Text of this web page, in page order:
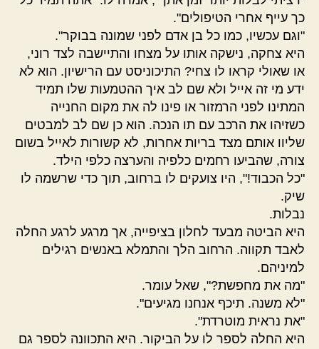
כך עייף אחרי הטיפולים".
"וגם עכשיו, כמו כל בן אדם לפני שמונה בבוקר".
היא צחקה, נישקה אותו על מצחו והתיישבה לצד רוני,
או שאולי קראו לו צחי? התיכוניסט עם הרישיון. הוא לא
ידע מי זה אייל ולא שם לב איך ההטמעות שלו תמיד
המתינו לפני הרמזור או פינו לה את מקום החנייה
כשזיהו את הרכב עם תו הנכה. הוא כן שם לב למבטים
שליוו אותם מצד בריות אחרות, לא קשורות לאייל בשום
צורה, שהביעו רחמים כלפיה והערצה כלפי הילד.
"כל הכבוד!", היו צועקים לו ברחוב, תוך כדי שרשמה לו
שיק.
נבלות.
היא הביטה מבעד לחלון בציפייה, אך מרגע לרגע החלה
לאבד תקווה. הרחוב הלך והתמלא באנשים רגילים
למיניהם.
"מה את מחפשת?", שאל עומר.
"לא משנה. תיכף אנחנו מגיעים".
"את נראית מוטרדת".
היא החלה לספר לו על הביקור. היא התכוונה לספר גם